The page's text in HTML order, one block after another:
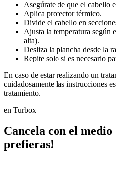
Asegúrate de que el cabello
Aplica protector térmico.
Divide el cabello en
Ajusta la temperatura según
alta).
Desliza la plancha desde la
Repite solo si es necesario
En caso de estar realizando un
cuidadosamente las instrucciones
tratamiento.
en Turbox
Cancela con el medio
prefieras!